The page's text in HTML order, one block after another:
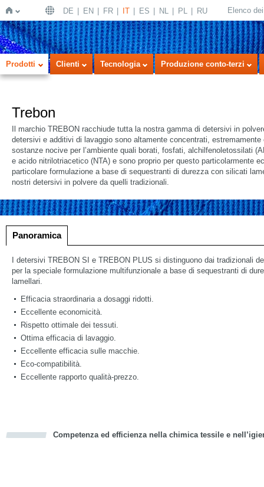
Home
DE EN FR IT ES NL PL RU Elenco
Prodotti Clienti Tecnologia Produzione conto-terzi
Trebon
Il marchio TREBON racchiude tutta la nostra gamma di detersivi in
detersivi e additivi di lavaggio sono altamente concentrati,
sostanze nocive per l’ambiente quali borati, fosfati, alchilfenoletossilati
e acido nitrilotriacetico (NTA) e sono proprio per questo particolarmente
particolare formulazione a base di sequestranti di durezza con silicati
nostri detersivi in polvere da quelli tradizionali.
Panoramica
I detersivi TREBON SI e TREBON PLUS si distinguono dai tradizionali
per la speciale formulazione multifunzionale a base di sequestranti di
lamellari.
Efficacia straordinaria a dosaggi ridotti.
Eccellente economicità.
Rispetto ottimale dei tessuti.
Ottima efficacia di lavaggio.
Eccellente efficacia sulle macchie.
Eco-compatibilità.
Eccellente rapporto qualità-prezzo.
icone
a elenco
Competenza ed efficienza nella chimica tessile e